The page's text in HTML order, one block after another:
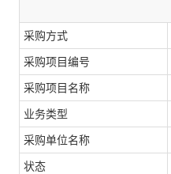
采购方式
采购项目编号
采购项目名称
业务类型
采购单位名称
状态